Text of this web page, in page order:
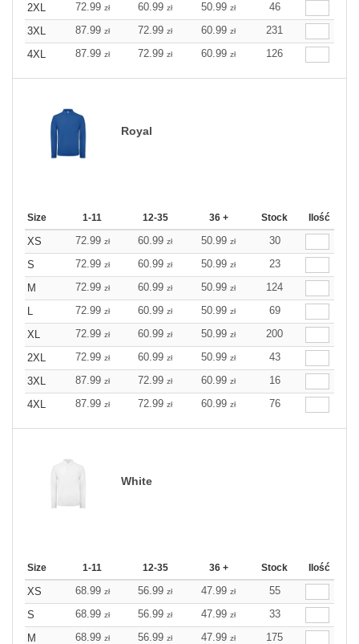
2XL
72.99 zł 60.99 zł 50.99 zł
46
3XL
87.99 zł 72.99 zł 60.99 zł
231
4XL
87.99 zł 72.99 zł 60.99 zł 126
Royal
Size 1-11 12-35 36 + Stock Ilość
XS 72.99 zł 60.99 zł 50.99 zł
30
S
72.99 zł 60.99 zł 50.99 zł
23
M
72.99 zł 60.99 zł 50.99 zł
124
L
72.99 zł 60.99 zł 50.99 zł
69
XL
72.99 zł 60.99 zł 50.99 zł
200
2XL
72.99 zł 60.99 zł 50.99 zł
43
3XL
87.99 zł 72.99 zł 60.99 zł
16
4XL
87.99 zł 72.99 zł 60.99 zł 76
White
Size 1-11 12-35 36 + Stock Ilość
XS 68.99 zł 56.99 zł 47.99 zł
55
S
68.99 zł 56.99 zł 47.99 zł
33
M
68.99 zł 56.99 zł 47.99 zł
175